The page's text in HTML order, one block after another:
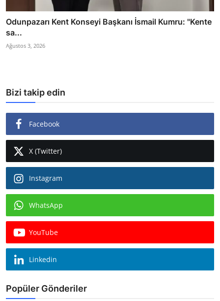
Odunpazarı Kent Konseyi Başkanı İsmail Kumru: "Kente
sa...
Ağustos 3, 2026
Bizi takip edin
Facebook
X (Twitter)
Instagram
WhatsApp
YouTube
Linkedin
Popüler Gönderiler